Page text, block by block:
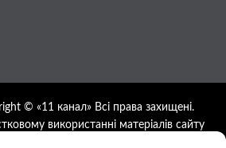
© «11 канал» Всі права захищені.
використанні матеріалів сайту